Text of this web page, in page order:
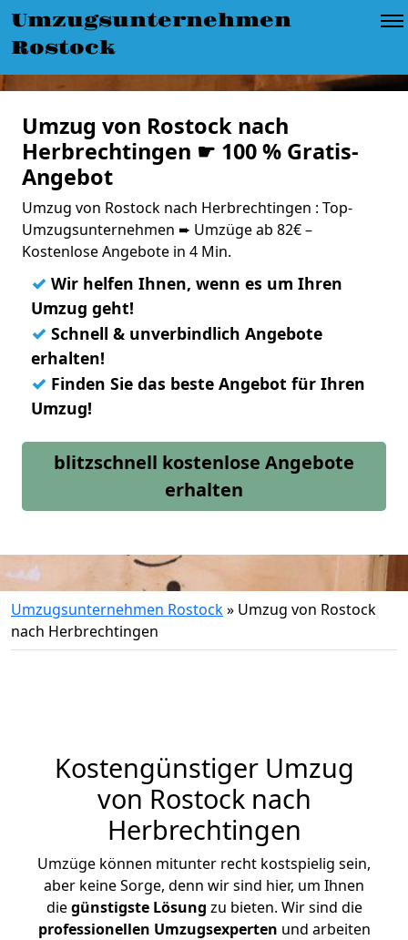
Umzugsunternehmen
Rostock
Umzug von Rostock nach
Herbrechtingen ☛ 100 % Gratis-
Angebot
Umzug von Rostock nach Herbrechtingen : Top-
Umzugsunternehmen ➨ Umzüge ab 82€ –
Kostenlose Angebote in 4 Min.
✓ Wir helfen Ihnen, wenn es um Ihren
Umzug geht!
✓ Schnell & unverbindlich Angebote
erhalten!
✓ Finden Sie das beste Angebot für Ihren
Umzug!
blitzschnell kostenlose Angebote
erhalten
Umzugsunternehmen Rostock» Umzug von Rostock
nach Herbrechtingen
Kostengünstiger Umzug
von Rostock nach
Herbrechtingen
Umzüge können mitunter recht kostspielig sein,
aber keine Sorge, denn wir sind hier, um Ihnen
diegünstigste Lösung zu bieten. Wir sind die
professionellen Umzugsexperten und arbeiten